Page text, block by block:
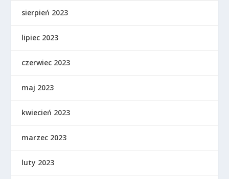
sierpień 2023
lipiec 2023
czerwiec 2023
maj 2023
kwiecień 2023
marzec 2023
luty 2023